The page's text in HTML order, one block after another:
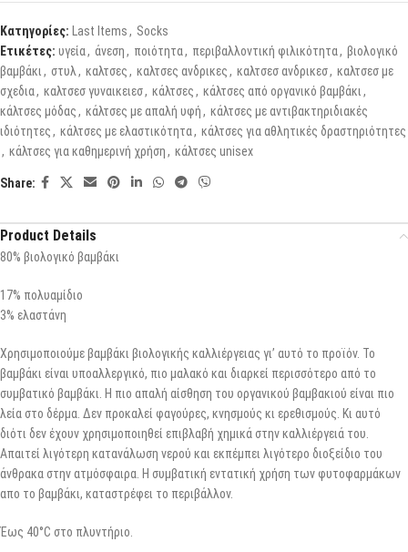
Κατηγορίες: Last Items, Socks
Ετικέτες: υγεία, άνεση, ποιότητα, περιβαλλοντική φιλικότητα, βιολογικό
βαμβάκι, στυλ, καλτσες, καλτσες ανδρικες, καλτσεσ ανδρικεσ, καλτσεσ με
σχεδια, καλτσεσ γυναικειεσ, κάλτσες, κάλτσες από οργανικό βαμβάκι,
κάλτσες μόδας, κάλτσες με απαλή υφή, κάλτσες με αντιβακτηριδιακές
ιδιότητες, κάλτσες με ελαστικότητα, κάλτσες για αθλητικές δραστηριότητες
, κάλτσες για καθημερινή χρήση, κάλτσες unisex
Share:
Product Details
80% βιολογικό βαμβάκι
17% πολυαμίδιο
3% ελαστάνη
Χρησιμοποιούμε βαμβάκι βιολογικής καλλιέργειας γι’ αυτό το προϊόν. Το
βαμβάκι είναι υποαλλεργικό, πιο μαλακό και διαρκεί περισσότερο από το
συμβατικό βαμβάκι. Η πιο απαλή αίσθηση του οργανικού βαμβακιού είναι πιο
λεία στο δέρμα. Δεν προκαλεί φαγούρες, κνησμούς κι ερεθισμούς. Κι αυτό
διότι δεν έχουν χρησιμοποιηθεί επιβλαβή χημικά στην καλλιέργειά του.
Απαιτεί λιγότερη κατανάλωση νερού και εκπέμπει λιγότερο διοξείδιο του
άνθρακα στην ατμόσφαιρα. Η συμβατική εντατική χρήση των φυτοφαρμάκων
απο το βαμβάκι, καταστρέφει το περιβάλλον.
Έως 40°C στο πλυντήριο.